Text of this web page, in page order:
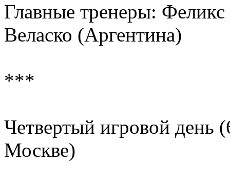
Главные тренеры:
Веласко (Аргентина)
***
Четвертый игровой день
Москве)